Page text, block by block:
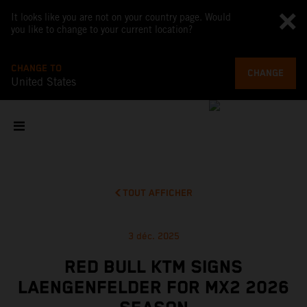
It looks like you are not on your country page. Would
you like to change to your current location?
CHANGE TO
United States
CHANGE
TOUT AFFICHER
3 déc. 2025
RED BULL KTM SIGNS
LAENGENFELDER FOR MX2 2026